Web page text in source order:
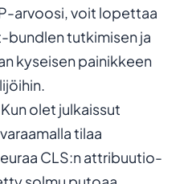
arvoosi, voit lopettaa
bundlen tutkimisen ja
kyseisen painikkeen
olet julkaissut
tilaa
CLS:n attribuutio-